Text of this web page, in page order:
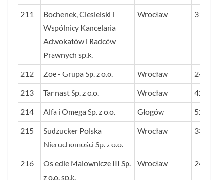
211
Bochenek, Ciesielski i
Wspólnicy Kancelaria
Adwokatów i Radców
Prawnych sp.k.
Wrocław 31
212 Zoe - Grupa Sp. z o.o. Wrocław 24
213 Tannast Sp. z o.o. Wrocław 42
214 Alfa i Omega Sp. z o.o. Głogów 52
215
Sudzucker Polska
Nieruchomości Sp. z o.o.
Wrocław 3314
216
Osiedle Malownicze III Sp.
z o.o. sp.k.
Wrocław 24